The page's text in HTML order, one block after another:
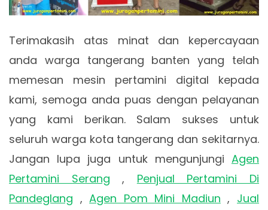
Terimakasih atas minat dan kepercayaan
anda warga tangerang banten yang telah
memesan mesin pertamini digital kepada
kami, semoga anda puas dengan pelayanan
yang kami berikan. Salam sukses untuk
seluruh warga kota tangerang dan sekitarnya.
Jangan lupa juga untuk mengunjungi Agen
Pertamini Serang , Penjual Pertamini Di
Pandeglang ,Agen Pom Mini Madiun , Jual